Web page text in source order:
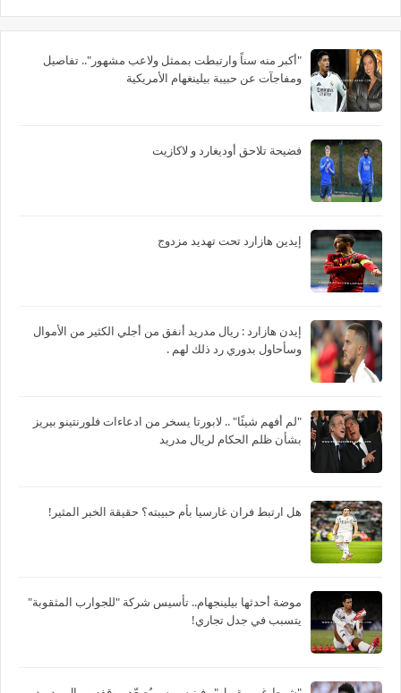
"أكبر منه سناً وارتبطت بممثل ولاعب مشهور".. تفاصيل
ومفاجآت عن حبيبة بيلينغهام الأمريكية
فضيحة تلاحق أوديغارد و لاكازيت
إيدين هازارد تحت تهديد مزدوج
‏إيدن هازارد : ريال مدريد أنفق من أجلي الكثير من الأموال
وسأحاول بدوري رد ذلك لهم .
"لم أفهم شيئًا" .. لابورتا يسخر من ادعاءات فلورنتينو بيريز
بشأن ظلم الحكام لريال مدريد
هل ارتبط فران غارسيا بأم حبيبته؟ حقيقة الخبر المثير!
موضة أحدثها بيلينجهام.. تأسيس شركة "للجوارب المثقوبة"
يتسبب في جدل تجاري!